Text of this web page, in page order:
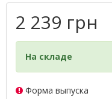
2 239 грн
На складе
Форма выпуска